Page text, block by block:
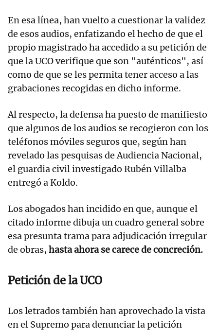
En esa línea, han vuelto a cuestionar la validez
de esos audios, enfatizando el hecho de que el
propio magistrado ha accedido a su petición de
que la UCO verifique que son "auténticos", así
como de que se les permita tener acceso a las
grabaciones recogidas en dicho informe.
Al respecto, la defensa ha puesto de manifiesto
que algunos de los audios se recogieron con los
teléfonos móviles seguros que, según han
revelado las pesquisas de Audiencia Nacional,
el guardia civil investigado Rubén Villalba
entregó a Koldo.
Los abogados han incidido en que, aunque el
citado informe dibuja un cuadro general sobre
esa presunta trama para adjudicación irregular
de obras, hasta ahora se carece de concreción.
Petición de la UCO
Los letrados también han aprovechado la vista
en el Supremo para denunciar la petición